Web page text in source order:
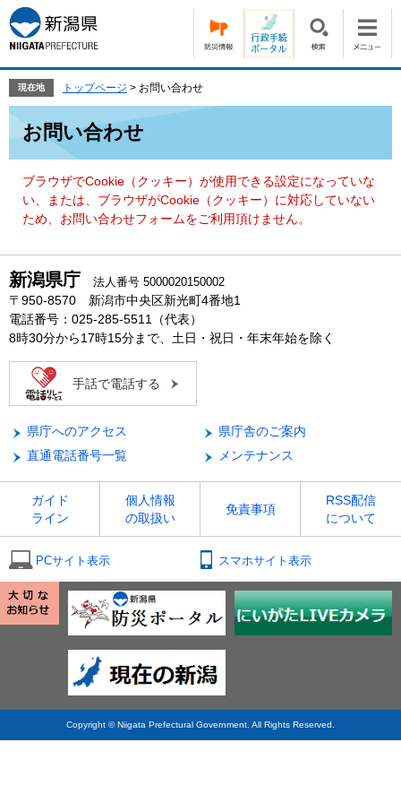
ー
ジ
の
頭
す。
ニ
ュ
ー
飛
て
現在地 トップページ > お問い合わせ
お問い合わせ
ブラウザでCookie（クッキー）が使用できる設定になっていな
い、または、ブラウザがCookie（クッキー）に対応していない
ため、お問い合わせフォームをご利用頂けません。
新潟県庁 法人番号 5000020150002
〒950-8570 新潟市中央区新光町4番地1
電話番号：025-285-5511（代表）
8時30分から17時15分まで、土日・祝日・年末年始を除く
手話で電話する
県庁へのアクセス
県庁舎のご案内
直通電話番号一覧
メンテナンス
ガイド
ライン
個人情報
の取扱い
免責事項
RSS配信
について
PCサイト表示 スマホサイト表示
Copyright © Niigata Prefectural Government. All Rights Reserved.